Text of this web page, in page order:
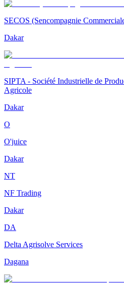
SECOS (Sencompagnie
Dakar
SIPTA - Société Industrielle de
Agricole
Dakar
O
O'juice
Dakar
NT
NF Trading
Dakar
DA
Delta Agrisolve Services
Dagana